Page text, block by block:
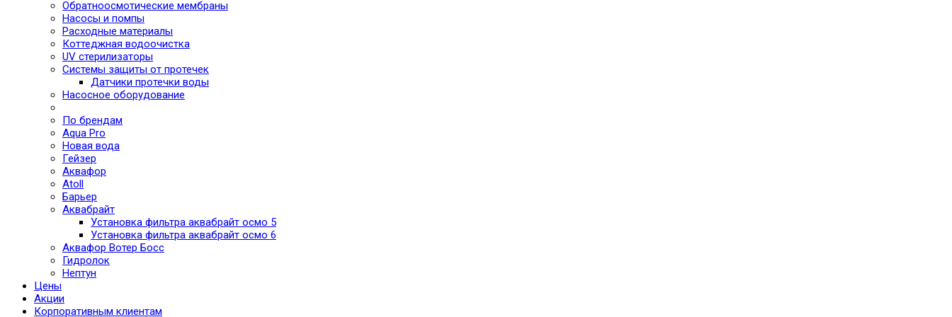
Обратноосмотические мембраны
Насосы и помпы
Расходные материалы
Коттеджная водоочистка
UV стерилизаторы
Системы защиты от протечек
Датчики протечки воды
Насосное оборудование
По брендам
Aqua Pro
Новая вода
Гейзер
Аквафор
Atoll
Барьер
Аквабрайт
Установка фильтра аквабрайт осмо 5
Установка фильтра аквабрайт осмо 6
Аквафор Вотер Босс
Гидролок
Нептун
Цены
Акции
Корпоративным клиентам